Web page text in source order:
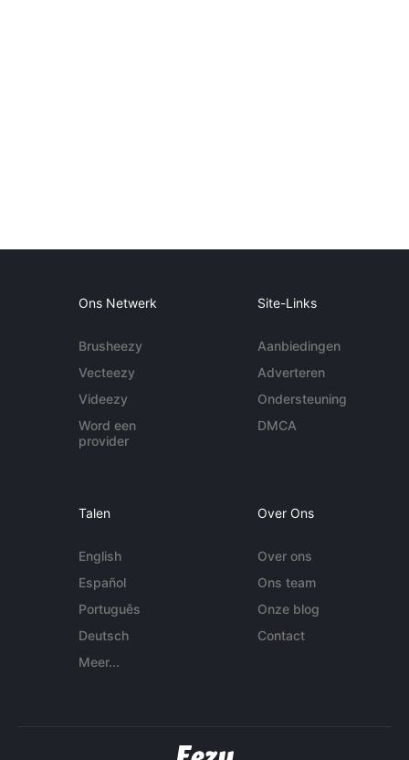
Ons Netwerk
Brusheezy
Vecteezy
Videezy
Word een
provider
Site-Links
Aanbiedingen
Adverteren
Ondersteuning
DMCA
Talen
English
Español
Português
Deutsch
Meer...
Over Ons
Over ons
Ons team
Onze blog
Contact